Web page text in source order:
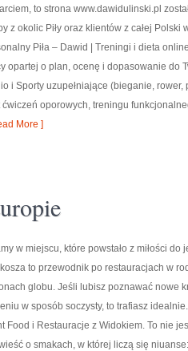
to strona www.dawidulinski.pl
z okolic Piły oraz klientów z całej Polski
Piła – Dawid | Treningi i dieta
opartej o plan, ocenę i dopasowanie do
i Sporty uzupełniające (bieganie, rower,
oporowych, treningu
More ]
w miejscu, które powstało z miłości
to przewodnik po restauracjach w
globu. Jeśli lubisz poznawać nowe
w sposób soczysty, to trafiasz
Food i Restauracje z Widokiem. To nie
o smakach, w której liczą się